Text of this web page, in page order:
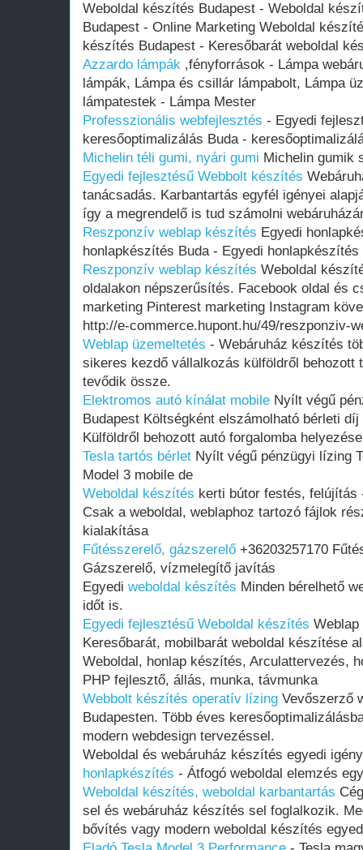
Weboldal készítés Budapest - Weboldal
Budapest - Online Marketing Weboldal
készítés Budapest - Keresőbarát weboldal
Azzardo lámpák ,fényforrások - Lámpa
lámpák, Lámpa és csillár lámpabolt, Lámpa
lámpatestek - Lámpa Mester
Professzionális webfejlesztés - Egyedi
keresőoptimalizálás Buda -
Michelin téli gumi, nyári gumi Michelin gumik
Egyedi fejlesztésű Webbolt készítés
tanácsadás. Karbantartás egyfél igényei
így a megrendelő is tud számolni
Reszponzív weblap készítés Egyedi
honlapkészítés Buda - Egyedi honlapkészítés
Reszponzív weblap készítés Weboldal
oldalakon népszerűsítés. Facebook oldal és
marketing Pinterest marketing Instagram
http://e-commerce.hupont.hu/49/reszponziv-
Weblap üzemeltetés - Webáruház készítés
sikeres kezdő vállalkozás külföldről behozott
tevődik össze.
Elektromos autó kínálat mobile Nyílt végű
Budapest Költségként elszámolható bérleti
Külföldről behozott autó forgalomba
Tesla tartós bérlet Nyílt végű pénzügyi lízing
Model 3 mobile de
Weboldal készítés kerti bútor festés, felújítás
Csak a weboldal, weblaphoz tartozó fájlok
kialakítása
Fűtésszerelő, gázszerelő +36203257170
Gázszerelő, vízmelegítő javítás
Egyedi weboldal készítés Minden bérelhető
időt is.
Egyedi fejlesztésű Weboldal készítés
Keresőbarát, mobilbarát weboldal készítése
Weboldal, honlap készítés, Arculattervezés,
PHP fejlesztő, állás, munka, távmunka
Webbolt készítés operatív lízing Vevőszerző
Budapesten. Több éves
modern webdesign tervezéssel.
Weboldal és webáruház készítés egyedi
honlapkészítés - Átfogó weboldal elemzés
Weboldal készítés, weboldal karbantartás
sel és webáruház készítés sel foglalkozik.
bővítés vagy modern weboldal készítés